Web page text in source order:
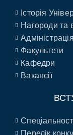
Історія
Нагороди та
Адміністрація
Факультети
Кафедри
Вакансії
Перелік